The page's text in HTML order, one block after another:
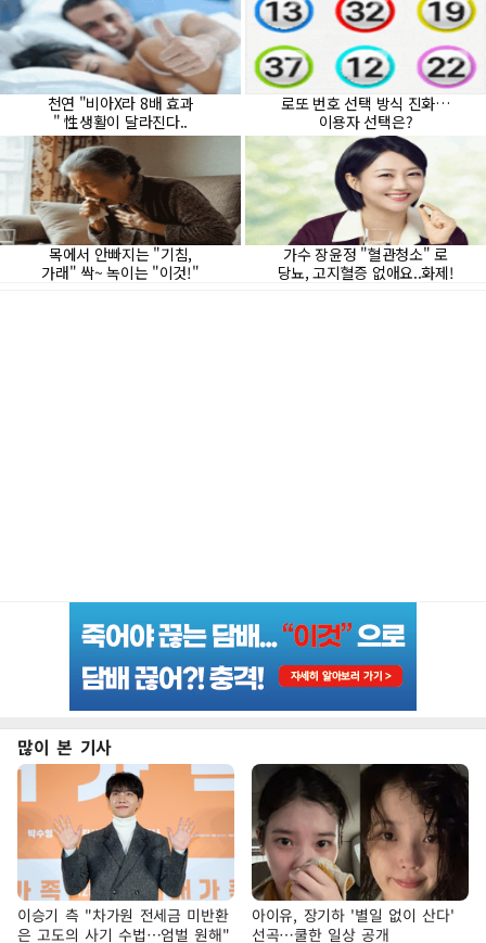
많이 본 기사
이승기 측 "차가원 전세금 미반환
은 고도의 사기 수법…엄벌 원해"
아이유, 장기하 '별일 없이 산다'
선곡…쿨한 일상 공개